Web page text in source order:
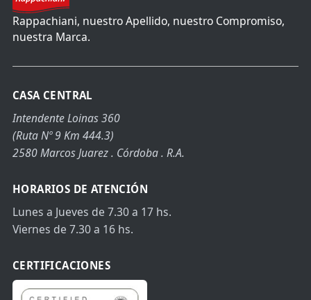
Rappachiani, nuestro Apellido, nuestro Compromiso,
nuestra Marca.
CASA CENTRAL
Intendente Loinas 360
(Ruta Nº 9 Km 444.3)
2580 Marcos Juarez . Córdoba . R.A.
HORARIOS DE ATENCIÓN
Lunes a Jueves de 7.30 a 17 hs.
Viernes de 7.30 a 16 hs.
CERTIFICACIONES